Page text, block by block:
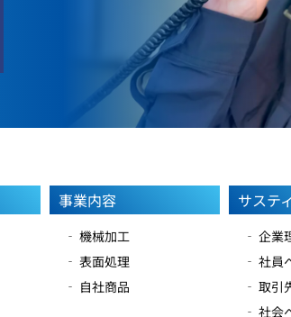
事業内容
‐ 機械加工
‐ 表面処理
‐ 自社商品
サステ
‐ 企業
‐ 社員
‐ 取引
‐ 社会